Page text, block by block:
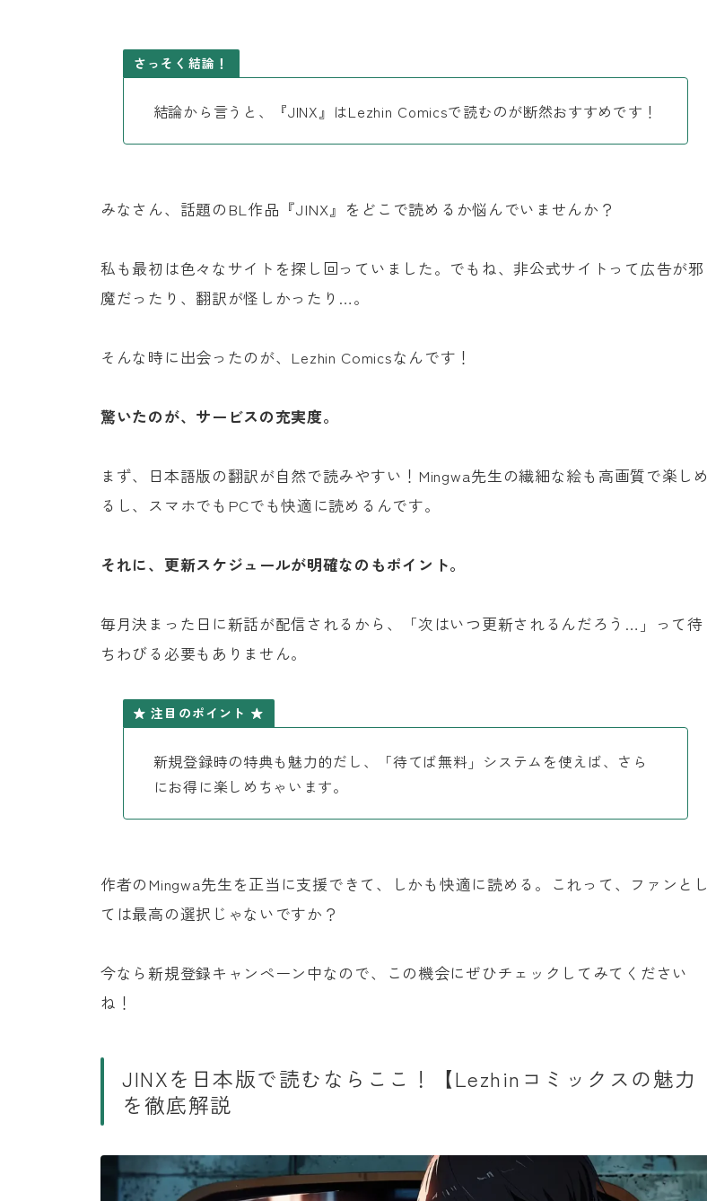
さっそく結論！
結論から言うと、『JINX』はLezhin Comicsで読むのが断然おすすめです！
みなさん、話題のBL作品『JINX』をどこで読めるか悩んでいませんか？
私も最初は色々なサイトを探し回っていました。でもね、非公式サイトって広告が邪
魔だったり、翻訳が怪しかったり…。
そんな時に出会ったのが、 Lezhin Comicsなんです！
驚いたのが、サービスの充実度。
まず、日本語版の翻訳が自然で読みやすい！Mingwa先生の繊細な絵も高画質で楽しめ
るし、スマホでもPCでも快適に読めるんです。
それに、更新スケジュールが明確なのもポイント。
毎月決まった日に新話が配信されるから、「次はいつ更新されるんだろう…」って待
ちわびる必要もありません。
注目のポイント
新規登録時の特典も魅力的だし、「待てば無料」システムを使えば、さら
にお得に楽しめちゃいます。
作者のMingwa先生を正当に支援できて、しかも快適に読める。これって、ファンとし
ては最高の選択じゃないですか？
今なら新規登録キャンペーン中なので、この機会にぜひチェックしてみてください
ね！
JINXを日本版で読むならここ！【Lezhinコミックスの魅力
を徹底解説